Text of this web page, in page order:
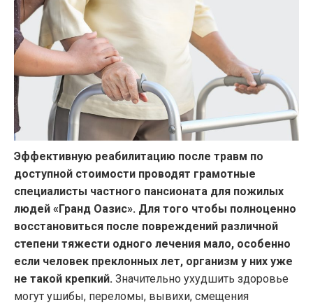
Эффективную реабилитацию после травм по
доступной стоимости проводят грамотные
специалисты частного пансионата для пожилых
людей «Гранд Оазис». Для того чтобы полноценно
восстановиться после повреждений различной
степени тяжести одного лечения мало, особенно
если человек преклонных лет, организм у них уже
не такой крепкий. Значительно ухудшить здоровье
могут ушибы, переломы, вывихи, смещения